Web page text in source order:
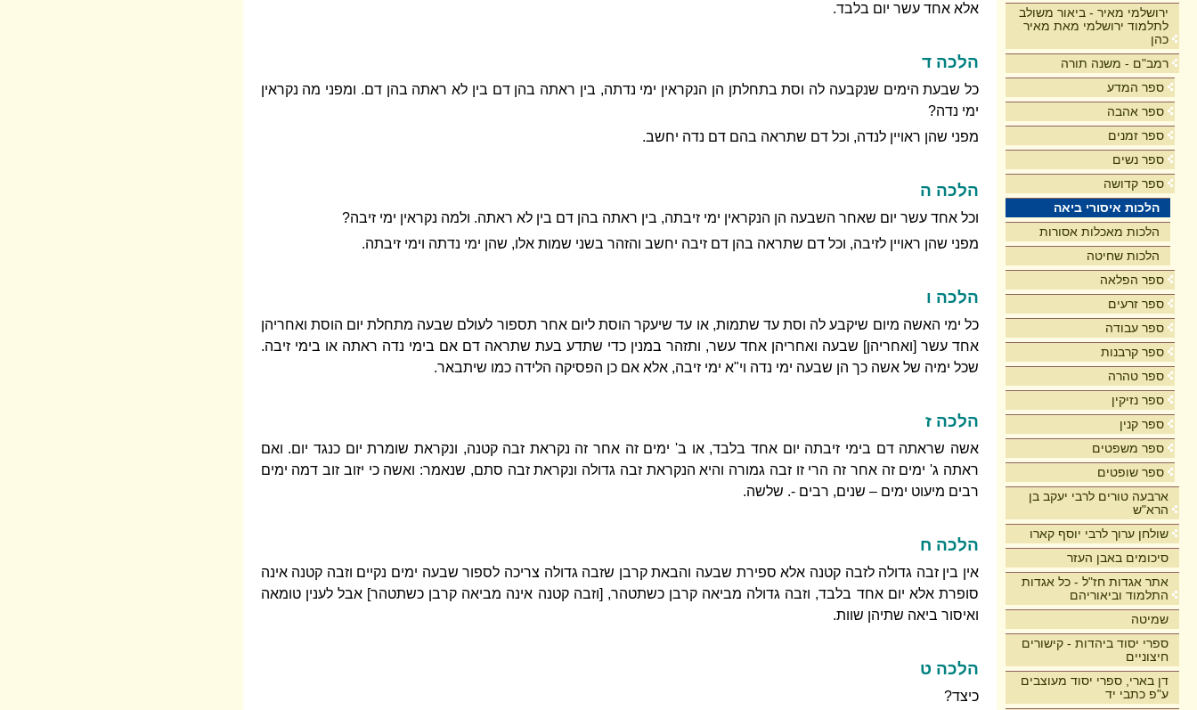
ירושלמי מאיר - ביאור משולב
לתלמוד ירושלמי מאת מאיר
כהן
רמב"ם - משנה תורה
ספר המדע
ספר אהבה
ספר זמנים
ספר נשים
ספר קדושה
הלכות איסורי ביאה
הלכות מאכלות אסורות
הלכות שחיטה
ספר הפלאה
ספר זרעים
ספר עבודה
ספר קרבנות
ספר טהרה
ספר נזיקין
ספר קנין
ספר משפטים
ספר שופטים
ארבעה טורים לרבי יעקב בן
הרא"ש
שולחן ערוך לרבי יוסף קארו
סיכומים באבן העזר
אתר אגדות חז"ל - כל אגדות
התלמוד וביאוריהם
שמיטה
ספרי יסוד ביהדות - קישורים
חיצוניים
דן בארי, ספרי יסוד מעוצבים
ע"פ כתבי יד
אלא אחד עשר יום בלבד.
הלכה ד
כל שבעת הימים שנקבעה לה וסת בתחלתן הן הנקראין ימי נדתה, בין ראתה בהן דם בין לא ראתה בהן דם. ומפני מה נקראין
ימי נדה?
מפני שהן ראויין לנדה, וכל דם שתראה בהם דם נדה יחשב.
הלכה ה
וכל אחד עשר יום שאחר השבעה הן הנקראין ימי זיבתה, בין ראתה בהן דם בין לא ראתה. ולמה נקראין ימי זיבה?
מפני שהן ראויין לזיבה, וכל דם שתראה בהן דם זיבה יחשב והזהר בשני שמות אלו, שהן ימי נדתה וימי זיבתה.
הלכה ו
כל ימי האשה מיום שיקבע לה וסת עד שתמות, או עד שיעקר הוסת ליום אחר תספור לעולם שבעה מתחלת יום הוסת ואחריהן
אחד עשר [ואחריהן] שבעה ואחריהן אחד עשר, ותזהר במנין כדי שתדע בעת שתראה דם אם בימי נדה ראתה או בימי זיבה.
שכל ימיה של אשה כך הן שבעה ימי נדה וי"א ימי זיבה, אלא אם כן הפסיקה הלידה כמו שיתבאר.
הלכה ז
אשה שראתה דם בימי זיבתה יום אחד בלבד, או ב' ימים זה אחר זה נקראת זבה קטנה, ונקראת שומרת יום כנגד יום. ואם
ראתה ג' ימים זה אחר זה הרי זו זבה גמורה והיא הנקראת זבה גדולה ונקראת זבה סתם, שנאמר: ואשה כי יזוב זוב דמה ימים
רבים מיעוט ימים – שנים, רבים -. שלשה.
הלכה ח
אין בין זבה גדולה לזבה קטנה אלא ספירת שבעה והבאת קרבן שזבה גדולה צריכה לספור שבעה ימים נקיים וזבה קטנה אינה
סופרת אלא יום אחד בלבד, וזבה גדולה מביאה קרבן כשתטהר, [וזבה קטנה אינה מביאה קרבן כשתטהר] אבל לענין טומאה
ואיסור ביאה שתיהן שוות.
הלכה ט
כיצד?